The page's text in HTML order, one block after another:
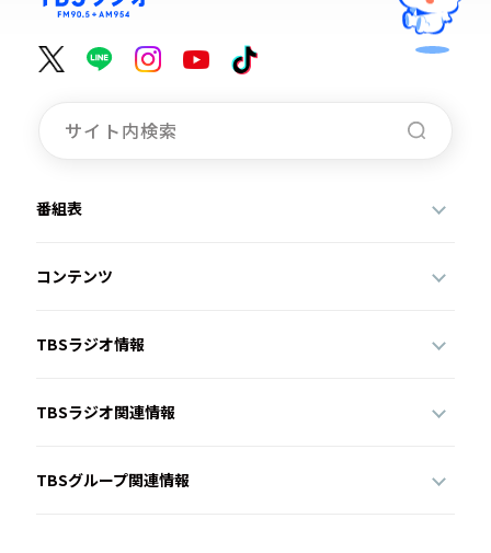
番組表
コンテンツ
TBSラジオ情報
TBSラジオ関連情報
TBSグループ関連情報